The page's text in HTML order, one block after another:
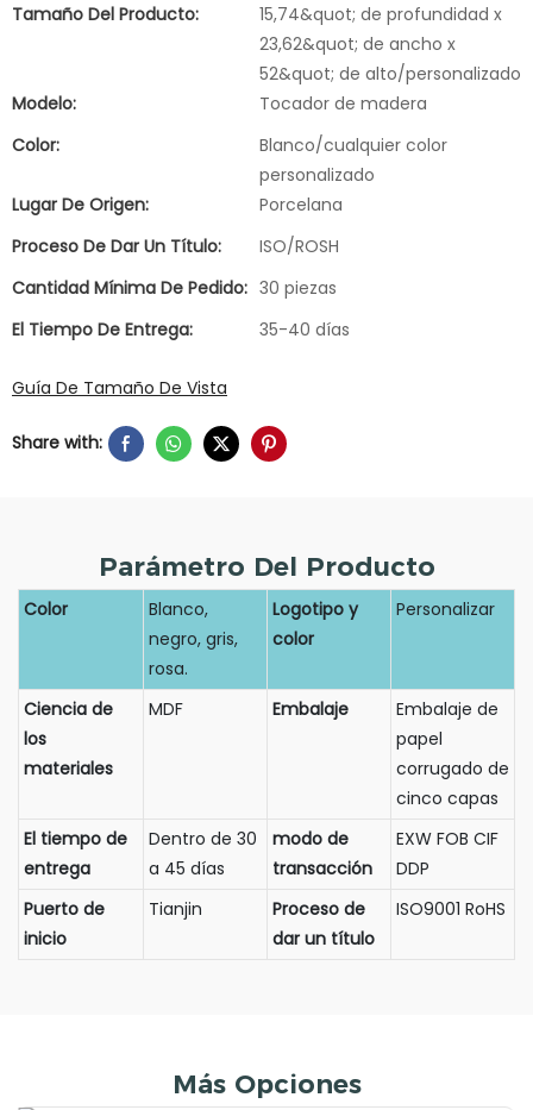
Tamaño Del Producto:
15,74&quot; de profundidad x
23,62&quot; de ancho x
52&quot; de alto/personalizado
Modelo:
Tocador de madera
Color:
Blanco/cualquier color
personalizado
Lugar De Origen:
Porcelana
Proceso De Dar Un Título:
ISO/ROSH
Cantidad Mínima De Pedido: 30 piezas
El Tiempo De Entrega:
35-40 días
Guía De Tamaño De Vista
Share with:
Parámetro Del Producto
Color
Blanco,
negro, gris,
rosa.
Logotipo y
color
Personalizar
Ciencia de
los
materiales
MDF Embalaje
Embalaje de
papel
corrugado de
cinco capas
El tiempo de
entrega
Dentro de 30
a 45 días
modo de
transacción
EXW FOB CIF
DDP
Puerto de
inicio
Tianjin
Proceso de
dar un título
ISO9001 RoHS
Más Opciones